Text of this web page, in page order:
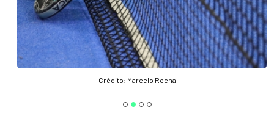
Crédito: Marcelo Rocha